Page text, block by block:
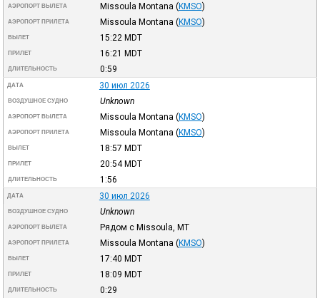
АЭРОПОРТ ВЫЛЕТА Missoula Montana (KMSO)
АЭРОПОРТ ПРИЛЕТА Missoula Montana (KMSO)
ВЫЛЕТ 15:22 MDT
ПРИЛЕТ 16:21 MDT
ДЛИТЕЛЬНОСТЬ 0:59
ДАТА 30 июл 2026
ВОЗДУШНОЕ СУДНО Unknown
АЭРОПОРТ ВЫЛЕТА Missoula Montana (KMSO)
АЭРОПОРТ ПРИЛЕТА Missoula Montana (KMSO)
ВЫЛЕТ 18:57 MDT
ПРИЛЕТ 20:54MDT
ДЛИТЕЛЬНОСТЬ 1:56
ДАТА 30 июл 2026
ВОЗДУШНОЕ СУДНО Unknown
АЭРОПОРТ ВЫЛЕТА Рядом с Missoula, MT
АЭРОПОРТ ПРИЛЕТА Missoula Montana (KMSO)
ВЫЛЕТ 17:40 MDT
ПРИЛЕТ 18:09 MDT
ДЛИТЕЛЬНОСТЬ 0:29